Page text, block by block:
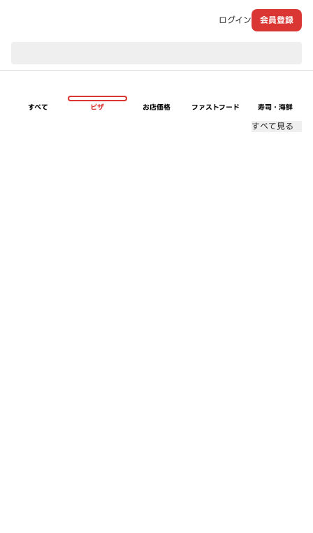
ログイン 会員登録
すべて ピザ お店価格 ファストフード 寿司・海鮮
すべて見る